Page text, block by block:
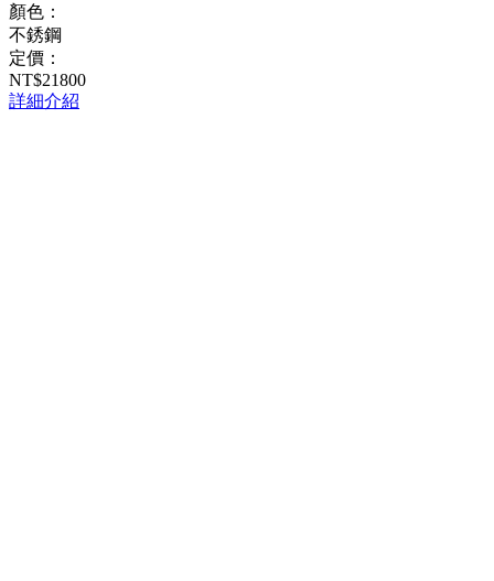
顏色：
不銹鋼
定價：
NT$21800
詳細介紹